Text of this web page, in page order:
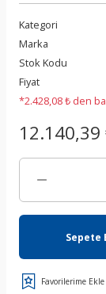
Kategori
Marka
Stok Kodu
Fiyat
*2.428,08 ₺ den
12.140,39
Sepete